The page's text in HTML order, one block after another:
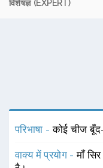
विशेषज्ञ (EXPERT)
परिभाषा -कोई चीज
वाक्य में प्रयोग -माँ